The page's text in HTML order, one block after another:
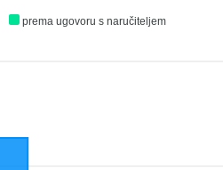
prema ugovoru s naručiteljem